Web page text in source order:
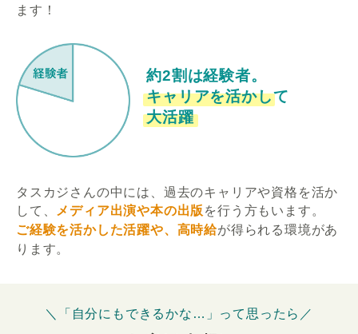
ます！
約2割は経験者。
キャリアを活かして
大活躍
タスカジさんの中には、過去のキャリアや資格を活か
して、
メディア出演や本の出版 を行う方もいます。
ご経験を活かした活躍や、高時給が得られる環境があ
ります。
＼「自分にもできるかな…」って思ったら／